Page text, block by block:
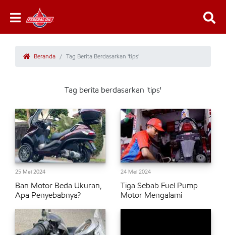
Beranda Tag Berita Berdasarkan 'tips'
Tag berita berdasarkan 'tips'
25 Mei 2024
Ban Motor Beda Ukuran,
Apa Penyebabnya?
24 Mei 2024
Tiga Sebab Fuel Pump
Motor Mengalami